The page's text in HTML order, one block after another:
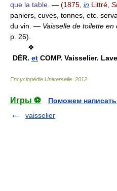
que la table. — (1875, in Littré,
paniers, cuves, tonnes, etc.
du vin. — Vaisselle de toilette en
p. 26).
❖
DÉR. et COMP. Vaisselier.
Encyclopédie Universelle. 2012.
Игры ⚽
Поможем
vaisselier